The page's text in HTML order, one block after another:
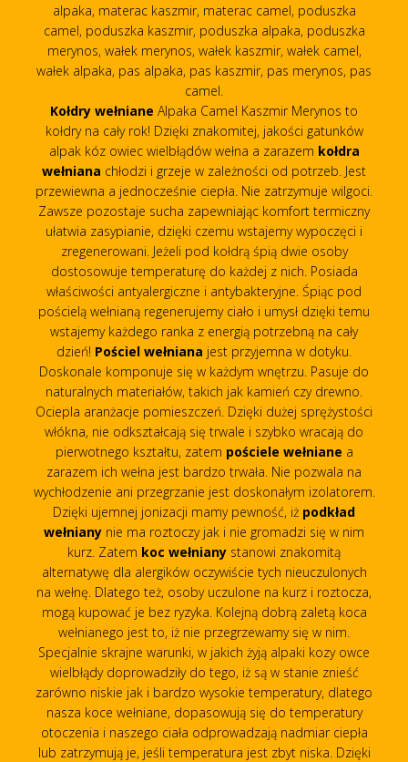
alpaka, materac kaszmir, materac camel, poduszka
camel, poduszka kaszmir, poduszka alpaka, poduszka
merynos, wałek merynos, wałek kaszmir, wałek camel,
wałek alpaka, pas alpaka, pas kaszmir, pas merynos, pas
camel.
Kołdry wełniane Alpaka Camel Kaszmir Merynos to
kołdry na cały rok! Dzięki znakomitej, jakości gatunków
alpak kóz owiec wielbłądów wełna a zarazem kołdra
wełniana chłodzi i grzeje w zależności od potrzeb. Jest
przewiewna a jednocześnie ciepła. Nie zatrzymuje wilgoci.
Zawsze pozostaje sucha zapewniając komfort termiczny
ułatwia zasypianie, dzięki czemu wstajemy wypoczęci i
zregenerowani. Jeżeli pod kołdrą śpią dwie osoby
dostosowuje temperaturę do każdej z nich. Posiada
właściwości antyalergiczne i antybakteryjne. Śpiąc pod
pościelą wełnianą regenerujemy ciało i umysł dzięki temu
wstajemy każdego ranka z energią potrzebną na cały
dzień! Pościel wełniana jest przyjemna w dotyku.
Doskonale komponuje się w każdym wnętrzu. Pasuje do
naturalnych materiałów, takich jak kamień czy drewno.
Ociepla aranżacje pomieszczeń. Dzięki dużej sprężystości
włókna, nie odkształcają się trwale i szybko wracają do
pierwotnego kształtu, zatem pościele wełniane a
zarazem ich wełna jest bardzo trwała. Nie pozwala na
wychłodzenie ani przegrzanie jest doskonałym izolatorem.
Dzięki ujemnej jonizacji mamy pewność, iż podkład
wełniany nie ma roztoczy jak i nie gromadzi się w nim
kurz. Zatem koc wełniany stanowi znakomitą
alternatywę dla alergików oczywiście tych nieuczulonych
na wełnę. Dlatego też, osoby uczulone na kurz i roztocza,
mogą kupować je bez ryzyka. Kolejną dobrą zaletą koca
wełnianego jest to, iż nie przegrzewamy się w nim.
Specjalnie skrajne warunki, w jakich żyją alpaki kozy owce
wielbłądy doprowadziły do tego, iż są w stanie znieść
zarówno niskie jak i bardzo wysokie temperatury, dlatego
nasza koce wełniane, dopasowują się do temperatury
otoczenia i naszego ciała odprowadzają nadmiar ciepła
lub zatrzymują je, jeśli temperatura jest zbyt niska. Dzięki